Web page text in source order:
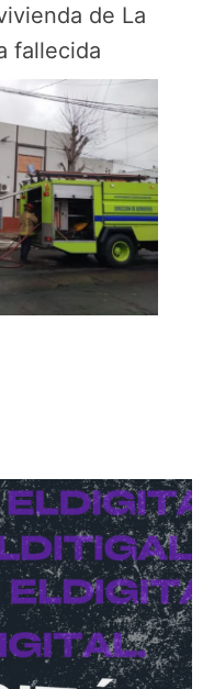
de La
fallecida